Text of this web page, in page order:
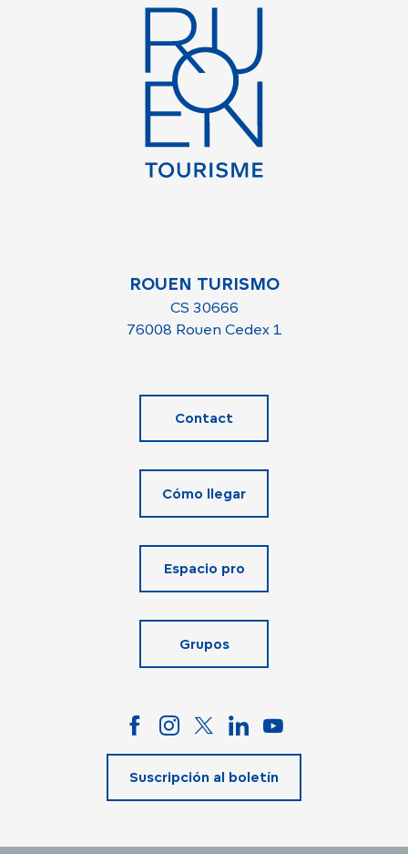
ROUEN TURISMO
CS 30666
76008 Rouen Cedex 1
Contact
Cómo llegar
Espacio pro
Grupos
Suscripción al boletín